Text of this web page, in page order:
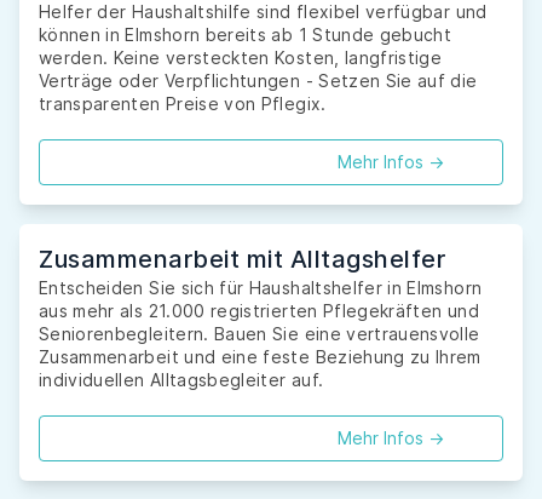
Helfer der Haushaltshilfe sind flexibel verfügbar und
können in Elmshorn bereits ab 1 Stunde gebucht
werden. Keine versteckten Kosten, langfristige
Verträge oder Verpflichtungen - Setzen Sie auf die
transparenten Preise von Pflegix.
Mehr Infos ->
Zusammenarbeit mit Alltagshelfer
Entscheiden Sie sich für Haushaltshelfer in Elmshorn
aus mehr als 21.000 registrierten Pflegekräften und
Seniorenbegleitern. Bauen Sie eine vertrauensvolle
Zusammenarbeit und eine feste Beziehung zu Ihrem
individuellen Alltagsbegleiter auf.
Mehr Infos ->